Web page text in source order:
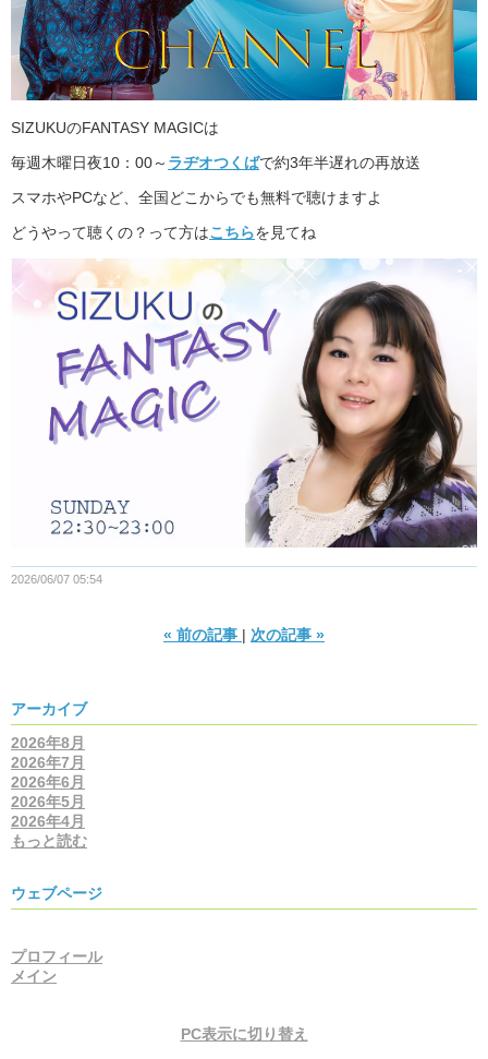
SIZUKUのFANTASY MAGICは
毎週木曜日夜10：00～ ラヂオつくばで約3年半遅れの再放送
スマホやPCなど、全国どこからでも無料で聴けますよ
どうやって聴くの？って方はこちらを見てね
2026/06/07 05:54
« 前の記事 次の記事 »
アーカイブ
2026年8月
2026年7月
2026年6月
2026年5月
2026年4月
もっと読む
ウェブページ
プロフィール
メイン
PC表示に切り替え